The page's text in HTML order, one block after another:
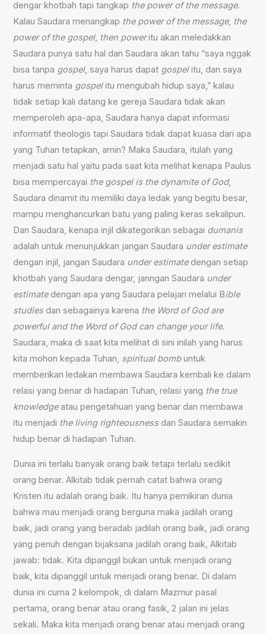
dengar khotbah tapi tangkap the power of the message.
Kalau Saudara menangkap the power of the message, the
power of the gospel, then poweritu akan meledakkan
Saudara punya satu hal dan Saudara akan tahu “saya nggak
bisa tanpa gospel, saya harus dapat gospelitu, dan saya
harus meminta gospelitu mengubah hidup saya,” kalau
tidak setiap kali datang ke gereja Saudara tidak akan
memperoleh apa-apa, Saudara hanya dapat informasi
informatif theologis tapi Saudara tidak dapat kuasa dari apa
yang Tuhan tetapkan, amin? Maka Saudara, itulah yang
menjadi satu hal yaitu pada saat kita melihat kenapa Paulus
bisa mempercayai the gospel is the dynamite of God,
Saudara dinamit itu memiliki daya ledak yang begitu besar,
mampu menghancurkan batu yang paling keras sekalipun.
Dan Saudara, kenapa injil dikategorikan sebagai dumanis
adalah untuk menunjukkan jangan Saudara under estimate
dengan injil, jangan Saudara under estimatedengan setiap
khotbah yang Saudara dengar, janngan Saudara under
estimatedengan apa yang Saudara pelajari melalui Bible
studiesdan sebagainya karena the Word of God are
powerful and the Word of God can change your life.
Saudara, maka di saat kita melihat di sini inilah yang harus
kita mohon kepada Tuhan, spiritual bombuntuk
memberikan ledakan membawa Saudara kembali ke dalam
relasi yang benar di hadapan Tuhan, relasi yang the true
knowledgeatau pengetahuan yang benar dan membawa
itu menjadi the living righteousnessdan Saudara semakin
hidup benar di hadapan Tuhan.
Dunia ini terlalu banyak orang baik tetapi terlalu sedikit
orang benar. Alkitab tidak pernah catat bahwa orang
Kristen itu adalah orang baik. Itu hanya pemikiran dunia
bahwa mau menjadi orang berguna maka jadilah orang
baik, jadi orang yang beradab jadilah orang baik, jadi orang
yang penuh dengan bijaksana jadilah orang baik, Alkitab
jawab: tidak. Kita dipanggil bukan untuk menjadi orang
baik, kita dipanggil untuk menjadi orang benar. Di dalam
dunia ini cuma 2 kelompok, di dalam Mazmur pasal
pertama, orang benar atau orang fasik, 2 jalan ini jelas
sekali. Maka kita menjadi orang benar atau menjadi orang